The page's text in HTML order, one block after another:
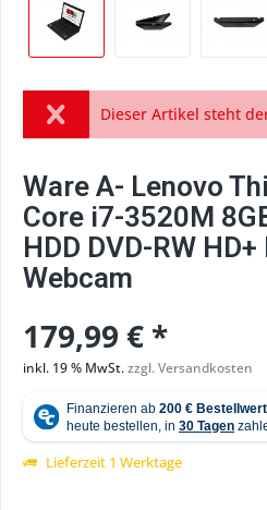
Dieser Artikel steht
Ware A- Lenovo
Core i7-3520M
HDD DVD-RW
Webcam
179,99 € *
inkl. 19 % MwSt.zzgl. Versandkosten
Lieferzeit 1 Werktage